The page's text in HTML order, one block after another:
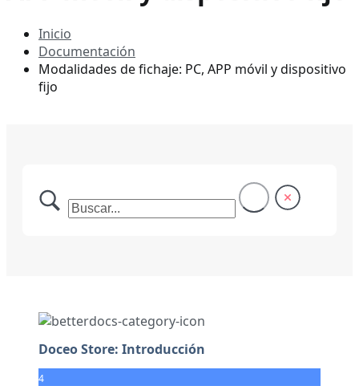
Inicio
Documentación
Modalidades de fichaje: PC, APP móvil y dispositivo
fijo
Doceo Store: Introducción
4